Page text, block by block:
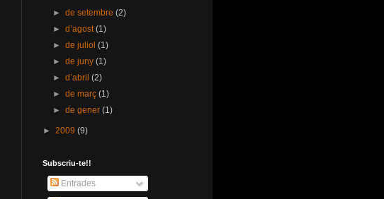
►de setembre(2)
►d’agost(1)
►de juliol(1)
►de juny(1)
►d’abril(2)
►de març(1)
►de gener(1)
► 2009 (9)
Subscriu-te!!
Entrades